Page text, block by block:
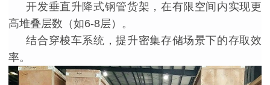
开发垂直升降式钢管货架，在有限空间内实现更
高堆叠层数（如6-8层）。
结合穿梭车系统，提升密集存储场景下的存取效
率。